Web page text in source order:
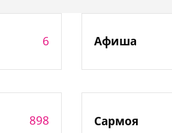
6 Афиша
898 Сармоя